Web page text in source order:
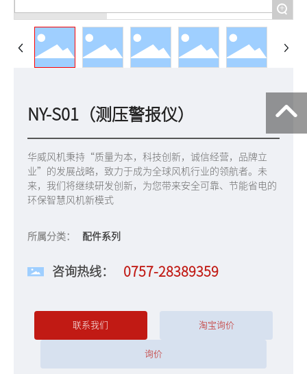
+
NY-S01（测压警报仪）
华威风机秉持“质量为本，科技创新，诚信经营，品牌立
业”的发展战略，致力于成为全球风机行业的领航者。未
来，我们将继续研发创新，为您带来安全可靠、节能省电的
环保智慧风机新模式
所属分类： 配件系列
咨询热线： 0757-28389359
联系我们 淘宝询价
询价